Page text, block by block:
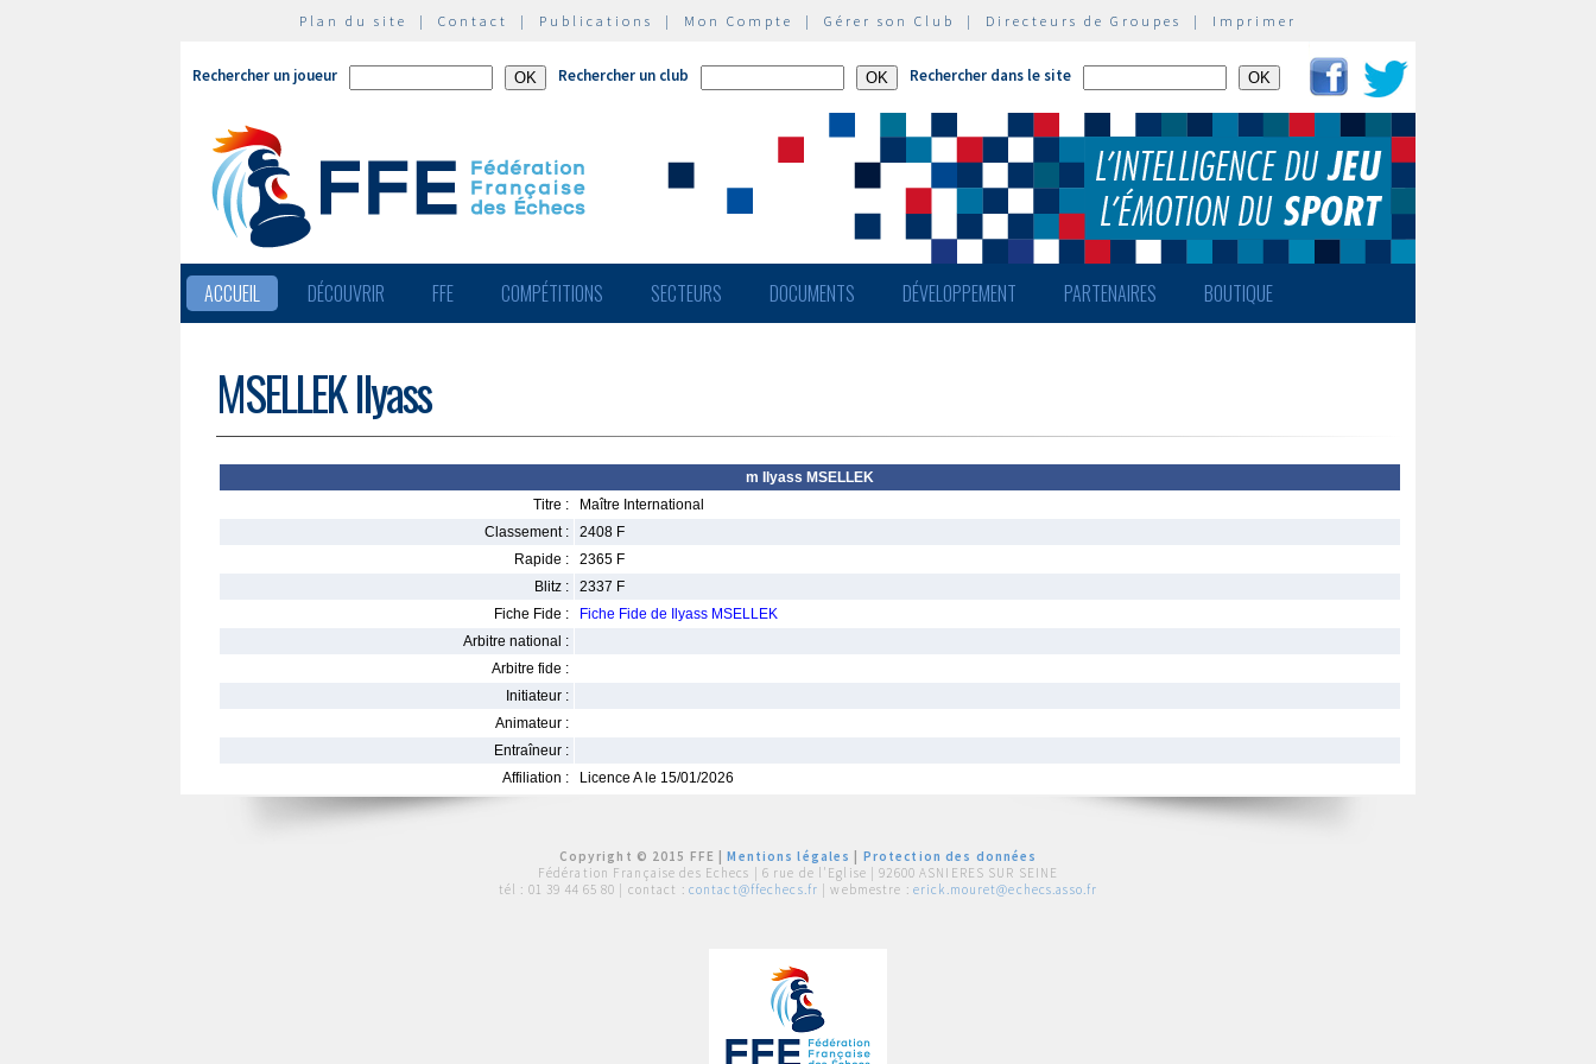
Plan du site | Contact | Publications | Mon Compte | Gérer son Club | Directeurs de Groupes | Imprimer
Rechercher un joueur Rechercher un club Rechercher dans le site
ACCUEIL DÉCOUVRIR FFE COMPÉTITIONS SECTEURS DOCUMENTS DÉVELOPPEMENT PARTENAIRES BOUTIQUE
MSELLEK Ilyass
m Ilyass MSELLEK
Titre :
Maître International
Classement :
2408 F
Rapide :
2365 F
Blitz :
2337 F
Fiche Fide :
Fiche Fide de Ilyass MSELLEK
Arbitre national :
Arbitre fide :
Initiateur :
Animateur :
Entraîneur :
Affiliation :
Licence A le 15/01/2026
Copyright © 2015 FFE |Mentions légales
Protection des données
Fédération Française des Echecs | 6 rue de l'Eglise | 92600 ASNIERES SUR SEINE
tél : 01 39 44 65 80 | contact : contact@ffechecs.fr | webmestre : erick.mouret@echecs.asso.fr